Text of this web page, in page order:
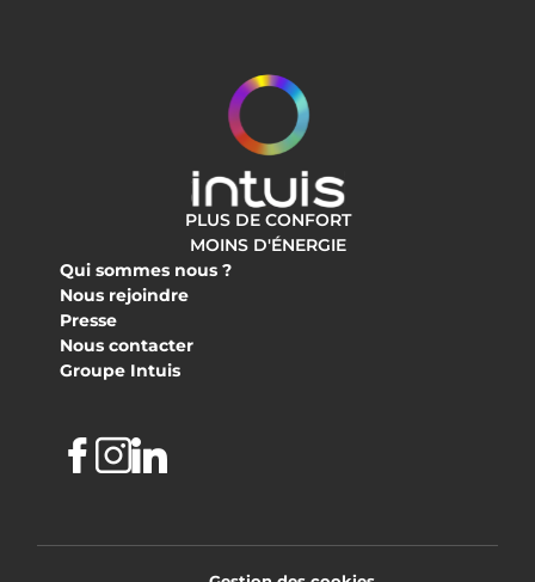
PLUS DE CONFORT
MOINS D'ÉNERGIE
Qui sommes nous ?
Nous rejoindre
Presse
Nous contacter
Groupe Intuis
Facebook
Instagram
Linkedin